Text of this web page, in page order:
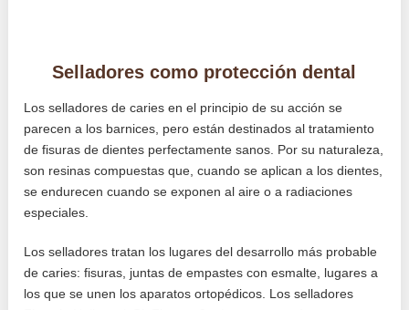
Selladores como protección dental
Los selladores de caries en el principio de su acción se
parecen a los barnices, pero están destinados al tratamiento
de fisuras de dientes perfectamente sanos. Por su naturaleza,
son resinas compuestas que, cuando se aplican a los dientes,
se endurecen cuando se exponen al aire o a radiaciones
especiales.
Los selladores tratan los lugares del desarrollo más probable
de caries: fisuras, juntas de empastes con esmalte, lugares a
los que se unen los aparatos ortopédicos. Los selladores